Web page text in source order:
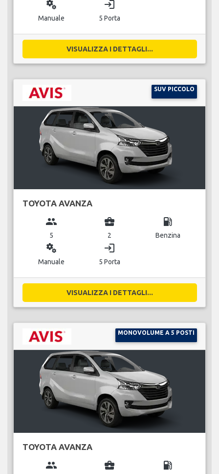
miscellaneous_services
Manuale
login
5 Porta
VISUALIZZA I DETTAGLI...
SUV PICCOLO
TOYOTA AVANZA
group
5
business_center
2
local_gas_station
Benzina
miscellaneous_services
Manuale
login
5 Porta
VISUALIZZA I DETTAGLI...
MONOVOLUME A 5 POSTI
TOYOTA AVANZA
group business_center local_gas_station